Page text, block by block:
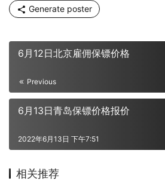
Generate poster
6月12日北京雇佣保镖价格
Previous
6月13日青岛保镖价格报价
2022年6月13日 下午7:51
相关推荐